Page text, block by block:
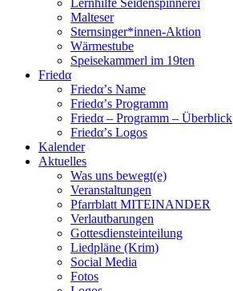
Lernhilfe Seidenspinnerei
Malteser
Sternsinger*innen-Aktion
Wärmestube
Speisekammerl im 19ten
Friedα
Friedα’s Name
Friedα’s Programm
Friedα – Programm – Überblick
Friedα’s Logos
Kalender
Aktuelles
Was uns bewegt(e)
Veranstaltungen
Pfarrblatt MITEINANDER
Verlautbarungen
Gottesdiensteinteilung
Liedpläne (Krim)
Social Media
Fotos